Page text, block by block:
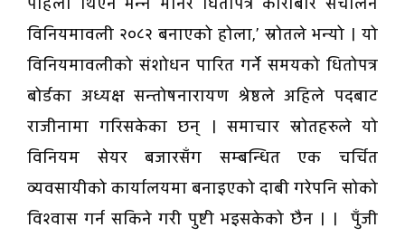
विनियमावली २०८२ बनाएको होला,’ स्रोतले भन्यो । यो
विनियमावलीको संशोधन पारित गर्ने समयको धितोपत्र
बोर्डका अध्यक्ष सन्तोषनारायण श्रेष्ठले अहिले पदबाट
राजीनामा गरिसकेका छन् । समाचार स्रोतहरुले यो
विनियम सेयर बजारसँग सम्बन्धित एक चर्चित
व्यवसायीको कार्यालयमा बनाइएको दाबी गरेपनि सोको
विश्वास गर्न सकिने गरी पुष्टी भइसकेको छैन । । पुँजी